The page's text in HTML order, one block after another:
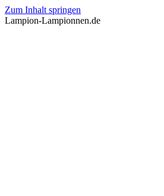
Zum Inhalt springen
Lampion-Lampionnen.de